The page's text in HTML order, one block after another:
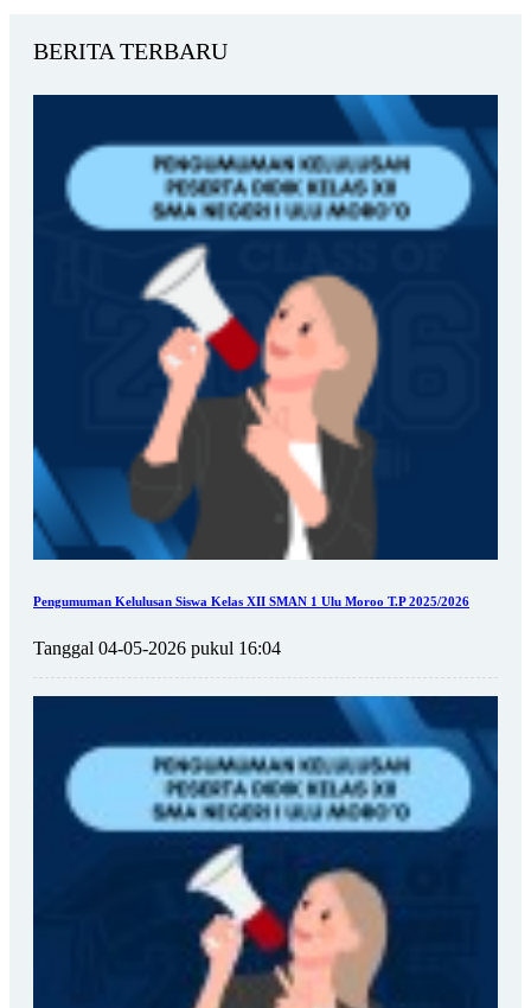
BERITA TERBARU
Pengumuman Kelulusan Siswa Kelas XII SMAN 1 Ulu Moroo T.P 2025/2026
Tanggal 04-05-2026 pukul 16:04